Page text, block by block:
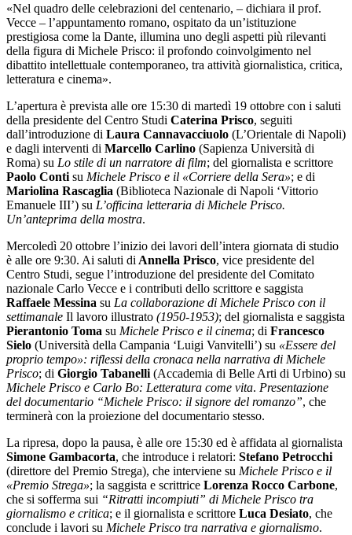
«Nel quadro delle celebrazioni del centenario, – dichiara il prof.
Vecce – l’appuntamento romano, ospitato da un’istituzione
prestigiosa come la Dante, illumina uno degli aspetti più rilevanti
della figura di Michele Prisco: il profondo coinvolgimento nel
dibattito intellettuale contemporaneo, tra attività giornalistica, critica,
letteratura e cinema».
L’apertura è prevista alle ore 15:30 di martedì 19 ottobre con i saluti
della presidente del Centro Studi Caterina Prisco, seguiti
dall’introduzione di Laura Cannavacciuolo (L’Orientale di Napoli)
e dagli interventi di Marcello Carlino (Sapienza Università di
Roma) su Lo stile di un narratore di film; del giornalista e scrittore
Paolo Conti su Michele Prisco e il «Corriere della Sera»; e di
Mariolina Rascaglia (Biblioteca Nazionale di Napoli ‘Vittorio
Emanuele III’) su L’officina letteraria di Michele Prisco.
Un’anteprima della mostra.
Mercoledì 20 ottobre l’inizio dei lavori dell’intera giornata di studio
è alle ore 9:30. Ai saluti di Annella Prisco, vice presidente del
Centro Studi, segue l’introduzione del presidente del Comitato
nazionale Carlo Vecce e i contributi dello scrittore e saggista
Raffaele Messina su La collaborazione di Michele Prisco con il
settimanale Il lavoro illustrato (1950-1953); del giornalista e saggista
Pierantonio Toma su Michele Prisco e il cinema; di Francesco
Sielo (Università della Campania ‘Luigi Vanvitelli’) su «Essere del
proprio tempo»: riflessi della cronaca nella narrativa di Michele
Prisco; di Giorgio Tabanelli (Accademia di Belle Arti di Urbino) su
Michele Prisco e Carlo Bo: Letteratura come vita. Presentazione
del documentario “Michele Prisco: il signore del romanzo”, che
terminerà con la proiezione del documentario stesso.
La ripresa, dopo la pausa, è alle ore 15:30 ed è affidata al giornalista
Simone Gambacorta, che introduce i relatori: Stefano Petrocchi
(direttore del Premio Strega), che interviene su Michele Prisco e il
«Premio Strega»; la saggista e scrittrice Lorenza Rocco Carbone,
che si sofferma sui “Ritratti incompiuti” di Michele Prisco tra
giornalismo e critica; e il giornalista e scrittore Luca Desiato, che
conclude i lavori su Michele Prisco tra narrativa e giornalismo.